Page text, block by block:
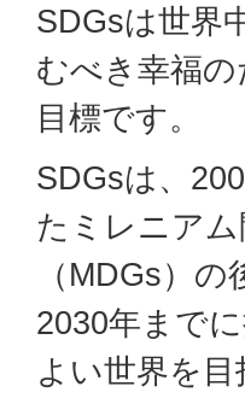
SDGsは世界
むべき幸福
目標です。
SDGsは、
たミレニア
（MDGs）の
2030年まで
よい世界を目